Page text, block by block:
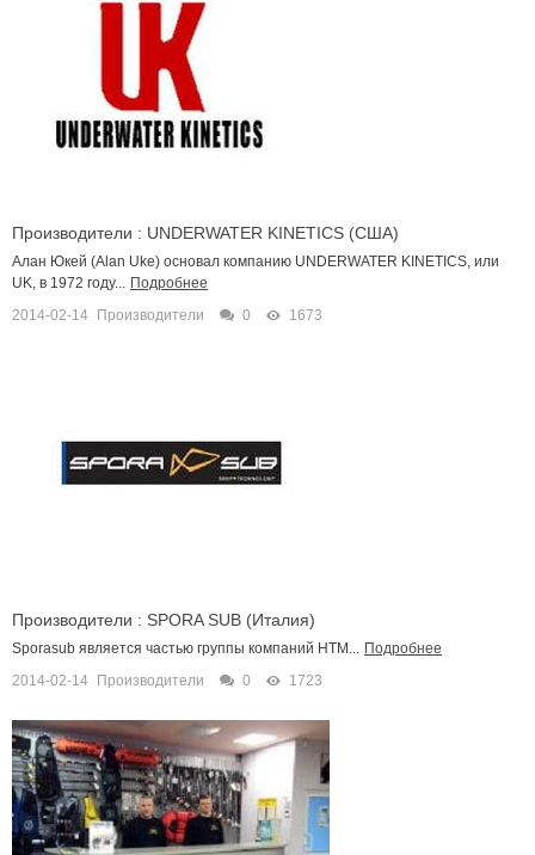
Производители : UNDERWATER KINETICS (США)
Алан Юкей (Alan Uke) основал компанию UNDERWATER KINETICS, или
UK, в 1972 году... Подробнее
2014-02-14 Производители 0 1673
Производители : SPORA SUB (Италия)
Sporasub является частью группы компаний HTM... Подробнее
2014-02-14 Производители 0 1723